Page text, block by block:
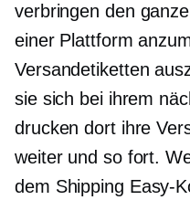
verbringen den
einer Plattform
Versandetiketten
sie sich bei ihrem
drucken dort ihre
weiter und so fort.
dem Shipping Easy-